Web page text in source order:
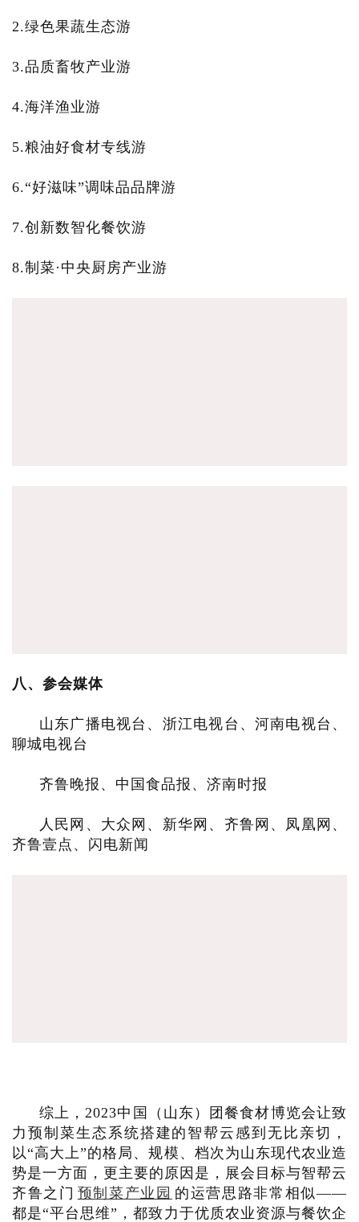
2.绿色果蔬生态游
3.品质畜牧产业游
4.海洋渔业游
5.粮油好食材专线游
6.“好滋味”调味品品牌游
7.创新数智化餐饮游
8.制菜·中央厨房产业游
八、参会媒体
山东广播电视台、浙江电视台、河南电视台、
聊城电视台
齐鲁晚报、中国食品报、济南时报
人民网、大众网、新华网、齐鲁网、凤凰网、
齐鲁壹点、闪电新闻
综上，2023中国（山东）团餐食材博览会让致
力预制菜生态系统搭建的智帮云感到无比亲切，
以“高大上”的格局、规模、档次为山东现代农业造
势是一方面，更主要的原因是，展会目标与智帮云
齐鲁之门 预制菜产业园 的运营思路非常相似——
都是“平台思维”，都致力于优质农业资源与餐饮企